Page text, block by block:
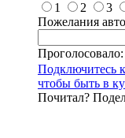
1
2 3
Пожелания
Проголосовало:
Подключитесь
чтобы быть в
Почитал?